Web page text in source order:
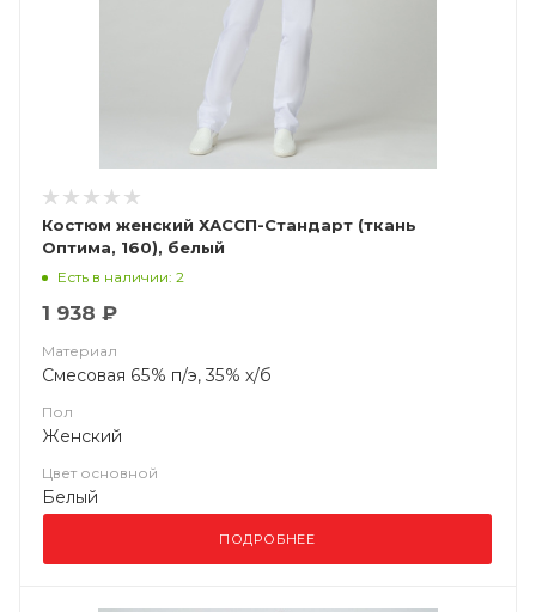
Костюм женский ХАССП-Стандарт (ткань
Оптима, 160), белый
Есть в наличии: 2
1 938 ₽
Материал
Смесовая 65% п/э, 35% х/б
Пол
Женский
Цвет основной
Белый
ПОДРОБНЕЕ